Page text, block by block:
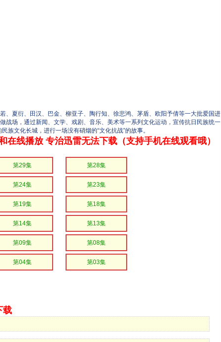
夏衍、田汉、巴金、柳亚子、陶行知、徐悲鸿、茅盾、欧阳予倩等一大批爱国进
战场，通过新闻、文学、戏剧、音乐、美术等一系列文化运动，宣传抗日民族统一
文化长城，进行一场没有硝烟的“文化抗战”的故事。
在线播放 专治迅雷无法下载（支持手机在线观看哦）
第29集 第28集
第24集 第23集
第19集 第18集
第14集 第13集
第09集 第08集
第04集 第03集
载